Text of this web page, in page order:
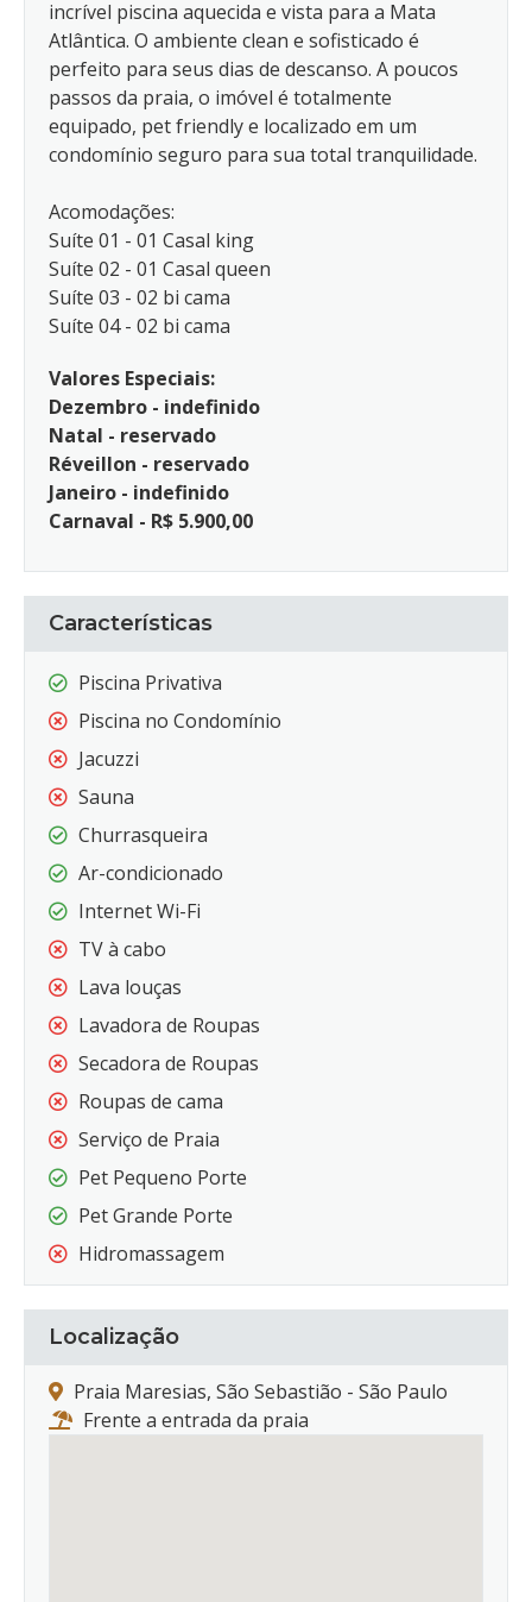
incrível piscina aquecida e vista para a Mata
Atlântica. O ambiente clean e sofisticado é
perfeito para seus dias de descanso. A poucos
passos da praia, o imóvel é totalmente
equipado, pet friendly e localizado em um
condomínio seguro para sua total tranquilidade.
Acomodações:
Suíte 01 - 01 Casal king
Suíte 02 - 01 Casal queen
Suíte 03 - 02 bi cama
Suíte 04 - 02 bi cama
Valores Especiais:
Dezembro - indefinido
Natal - reservado
Réveillon - reservado
Janeiro - indefinido
Carnaval - R$ 5.900,00
Características
Piscina Privativa
Piscina no Condomínio
Jacuzzi
Sauna
Churrasqueira
Ar-condicionado
Internet Wi-Fi
TV à cabo
Lava louças
Lavadora de Roupas
Secadora de Roupas
Roupas de cama
Serviço de Praia
Pet Pequeno Porte
Pet Grande Porte
Hidromassagem
Localização
Praia Maresias, São Sebastião - São Paulo
Frente a entrada da praia